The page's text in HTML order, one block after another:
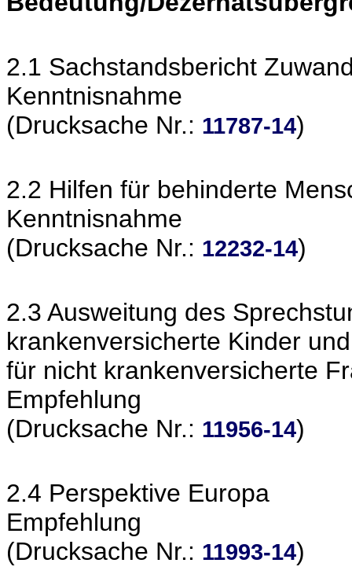
2.1 Sachstandsbericht
Kenntnisnahme
(Drucksache Nr.: 11787-14)
2.2 Hilfen für behinderte
Kenntnisnahme
(Drucksache Nr.: 12232-14)
2.3 Ausweitung des
krankenversicherte Kinder
für nicht krankenversicherte
Empfehlung
(Drucksache Nr.: 11956-14)
2.4 Perspektive Europa
Empfehlung
(Drucksache Nr.: 11993-14)